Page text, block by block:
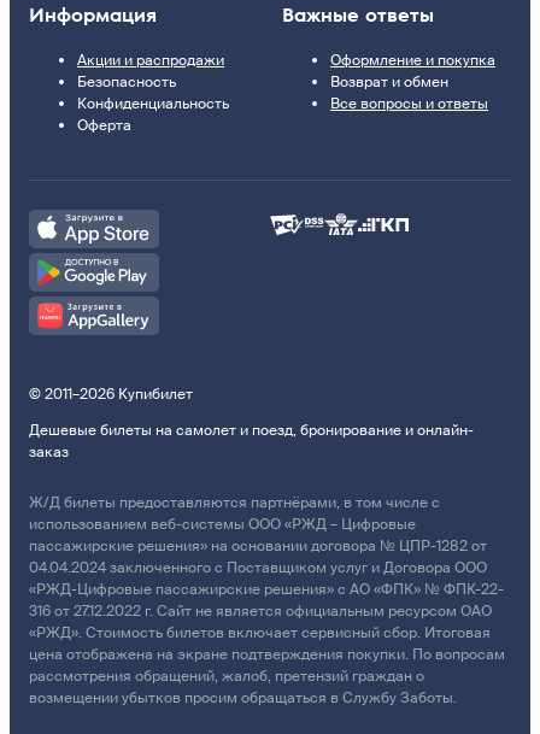
Информация
Акции и распродажи
Безопасность
Конфиденциальность
Оферта
Важные ответы
Оформление и покупка
Возврат и обмен
Все вопросы и ответы
© 2011–2026 Купибилет
Дешевые билеты на самолет и поезд, бронирование и онлайн-
заказ
Ж/Д билеты предоставляются партнёрами, в том числе с
использованием веб-системы ООО «РЖД – Цифровые
пассажирские решения» на основании договора № ЦПР-1282 от
04.04.2024 заключенного с Поставщиком услуг и Договора ООО
«РЖД-Цифровые пассажирские решения» с АО «ФПК» № ФПК-22-
316 от 27.12.2022 г. Сайт не является официальным ресурсом ОАО
«РЖД». Стоимость билетов включает сервисный сбор. Итоговая
цена отображена на экране подтверждения покупки. По вопросам
рассмотрения обращений, жалоб, претензий граждан о
возмещении убытков просим обращаться в Службу Заботы.